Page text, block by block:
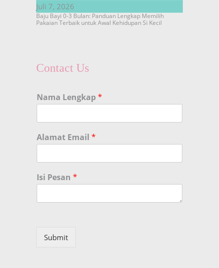
Juli 7, 2026
Baju Bayi 0-3 Bulan: Panduan Lengkap Memilih
Pakaian Terbaik untuk Awal Kehidupan Si Kecil
Contact Us
Nama Lengkap*
Alamat Email *
Isi Pesan *
Submit